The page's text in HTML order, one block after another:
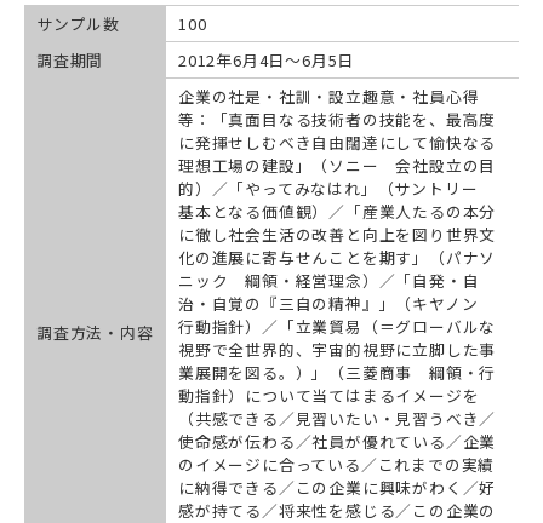
サンプル数
100
調査期間
2012年6月4日～6月5日
調査方法・内容
企業の社是・社訓・設立趣意・社員心得
等：「真面目なる技術者の技能を、最高度
に発揮せしむべき自由闊達にして愉快なる
理想工場の建設」（ソニー 会社設立の目
的）／「やってみなはれ」（サントリー
基本となる価値観）／「産業人たるの本分
に徹し社会生活の改善と向上を図り世界文
化の進展に寄与せんことを期す」（パナソ
ニック 綱領・経営理念）／「自発・自
治・自覚の『三自の精神』」（キヤノン
行動指針）／「立業貿易（＝グローバルな
視野で全世界的、宇宙的視野に立脚した事
業展開を図る。）」（三菱商事 綱領・行
動指針）について当てはまるイメージを
（共感できる／見習いたい・見習うべき／
使命感が伝わる／社員が優れている／企業
のイメージに合っている／これまでの実績
に納得できる／この企業に興味がわく／好
感が持てる／将来性を感じる／この企業の